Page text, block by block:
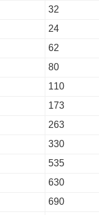
32
24
62
80
110
173
263
330
535
630
690